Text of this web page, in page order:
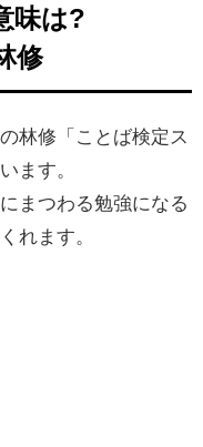
味は?
修
林修「ことば検定ス
ます。
まつわる勉強になる
れます。